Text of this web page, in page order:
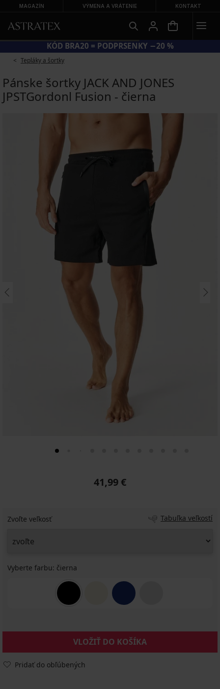
MAGAZÍN VÝMENA A VRÁTENIE KONTAKT
KÓD BRA20 = PODPRSENKY −20 %
Tepláky a šortky
Pánske šortky JACK AND JONES
JPSTGordonl Fusion - čierna
41,99 €
Zvoľte veľkosť Tabuľka veľkostí
Vyberte farbu: čierna
VLOŽIŤ DO KOŠÍKA
Pridať do obľúbených